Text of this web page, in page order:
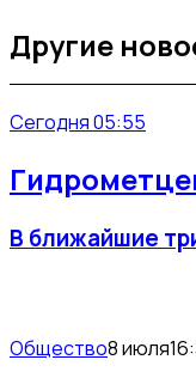
Другие
Сегодня 05:55
В ближайшие
Общество8 июля